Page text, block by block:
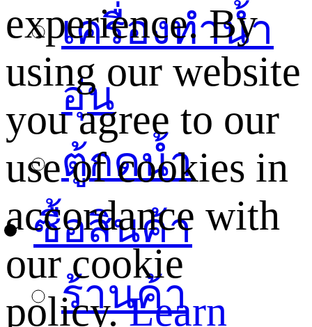
เครื่องทำน้ำ
อุ่น
ตู้กดน้ำ
ซื้อสินค้า
ร้านค้า
experience. By
using our website
you agree to our
use of cookies in
accordance with
our cookie
policy.Learn